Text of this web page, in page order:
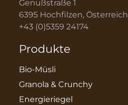
Genußstraße 1
6395 Hochfilzen, Österreich
+43 (0)5359 24174
Produkte
Bio-Müsli
Granola & Crunchy
Energieriegel